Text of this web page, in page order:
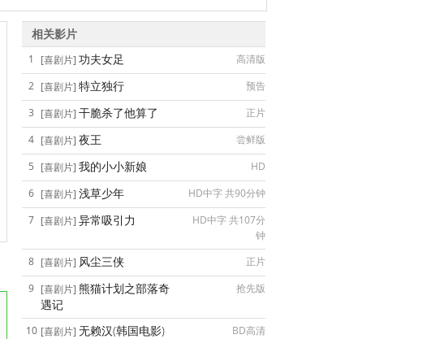
相关影片
1 [喜剧片] 功夫女足
高清版
2 [喜剧片] 特立独行
预告
3 [喜剧片] 干脆杀了他算了
正片
4 [喜剧片] 夜王
尝鲜版
5 [喜剧片] 我的小小新娘
HD
6 [喜剧片] 浅草少年
HD中字 共90分钟
7 [喜剧片] 异常吸引力
HD中字 共107分
钟
8 [喜剧片] 风尘三侠
正片
9 [喜剧片] 熊猫计划之部落奇
遇记
抢先版
10 [喜剧片] 无赖汉(韩国电影) BD高清